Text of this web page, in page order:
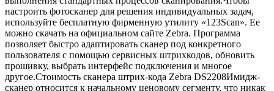
настроить фотосканер для решения индивидуальных задач,
используйте бесплатную фирменную утилиту «123Scan». Ее
можно скачать на официальном сайте Zebra. Программа
позволяет быстро адаптировать сканер под конкретного
пользователя с помощью сервисных штрихкодов, обновить
прошивку, выбрать интерфейс подключения и многое
другое.Стоимость сканера штрих-кода Zebra DS2208Имидж-
сканер относится к начальному ценовому сегменту, что никак